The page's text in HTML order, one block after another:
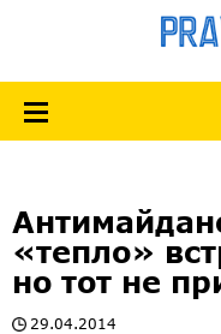
«тепло»
но тот не
29.04.2014